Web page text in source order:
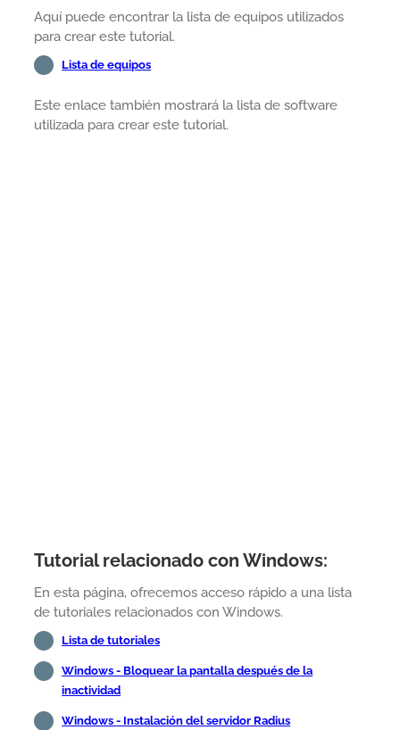
Aquí puede encontrar la lista de equipos utilizados
para crear este tutorial.
Lista de equipos
Este enlace también mostrará la lista de software
utilizada para crear este tutorial.
Tutorial relacionado con Windows:
En esta página, ofrecemos acceso rápido a una lista
de tutoriales relacionados con Windows.
Lista de tutoriales
Windows - Bloquear la pantalla después de la
inactividad
Windows - Instalación del servidor Radius